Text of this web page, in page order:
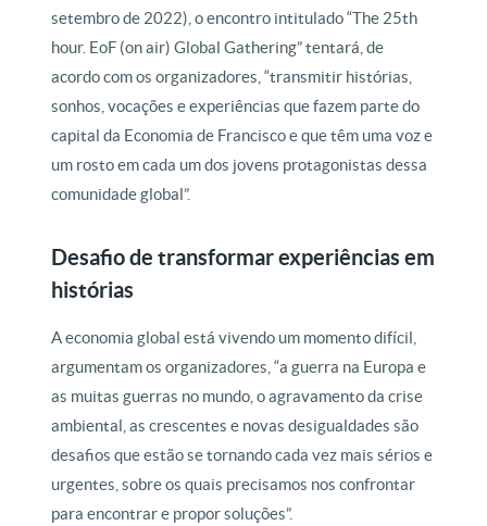
setembro de 2022), o encontro intitulado “The 25th
hour. EoF (on air) Global Gathering” tentará, de
acordo com os organizadores, “transmitir histórias,
sonhos, vocações e experiências que fazem parte do
capital da Economia de Francisco e que têm uma voz e
um rosto em cada um dos jovens protagonistas dessa
comunidade global”.
Desafio de transformar experiências em
histórias
A economia global está vivendo um momento difícil,
argumentam os organizadores, “a guerra na Europa e
as muitas guerras no mundo, o agravamento da crise
ambiental, as crescentes e novas desigualdades são
desafios que estão se tornando cada vez mais sérios e
urgentes, sobre os quais precisamos nos confrontar
para encontrar e propor soluções”.